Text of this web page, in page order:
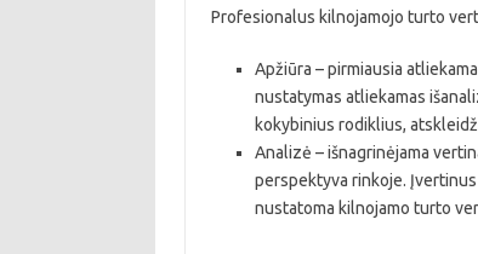
Profesionalus kilnojamojo turto
Apžiūra – pirmiausia
nustatymas atliekamas
kokybinius rodiklius,
Analizė – išnagrinėjama
perspektyva rinkoje.
nustatoma kilnojamo turto